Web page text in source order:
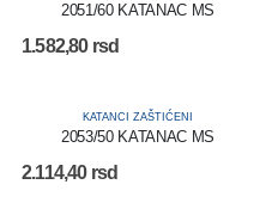
2051/60 KATANAC MS
1.582,80 rsd
KATANCI ZAŠTIĆENI
2053/50 KATANAC MS
2.114,40 rsd